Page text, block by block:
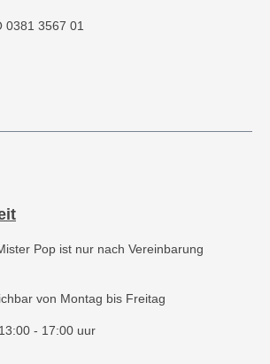
0381 3567 01
Pop ist nur nach Vereinbarung
von Montag bis Freitag
- 17:00 uur